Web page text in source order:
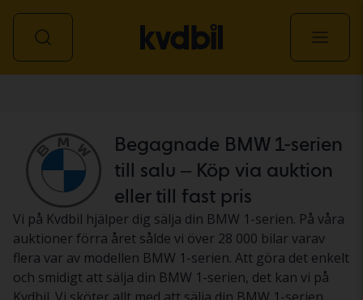
Begagnade BMW 1-serien
till salu – Köp via auktion
eller till fast pris
Vi på Kvdbil hjälper dig sälja din BMW 1-serien. På våra
auktioner förra året sålde vi över 28 000 bilar varav
flera var av modellen BMW 1-serien. Att göra det enkelt
och smidigt att sälja din BMW 1-serien, det kan vi på